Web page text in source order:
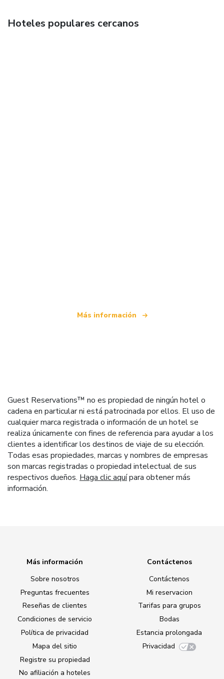
Hoteles populares cercanos
Más información
Guest Reservations™ no es propiedad de ningún hotel o
cadena en particular ni está patrocinada por ellos. El uso de
cualquier marca registrada o información de un hotel se
realiza únicamente con fines de referencia para ayudar a los
clientes a identificar los destinos de viaje de su elección.
Todas esas propiedades, marcas y nombres de empresas
son marcas registradas o propiedad intelectual de sus
respectivos dueños. Haga clic aquípara obtener más
información.
Más información
Sobre nosotros
Preguntas frecuentes
Reseñas de clientes
Condiciones de servicio
Política de privacidad
Mapa del sitio
Registre su propiedad
No afiliación a hoteles
Contáctenos
Contáctenos
Mi reservacion
Tarifas para grupos
Bodas
Estancia prolongada
Privacidad